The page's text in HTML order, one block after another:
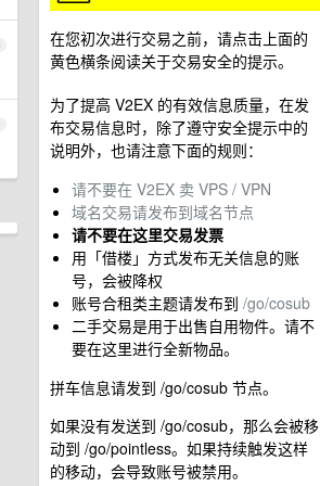
在您初次进行交易之前，请点击上面的
黄色横条阅读关于交易安全的提示。
为了提高 V2EX 的有效信息质量，在发
布交易信息时，除了遵守安全提示中的
说明外，也请注意下面的规则：
请不要在 V2EX 卖 VPS / VPN
域名交易请发布到域名节点
请不要在这里交易发票
用「借楼」方式发布无关信息的账
号，会被降权
账号合租类主题请发布到 /go/cosub
二手交易是用于出售自用物件。请不
要在这里进行全新物品。
拼车信息请发到 /go/cosub 节点。
如果没有发送到 /go/cosub，那么会被移
动到 /go/pointless。如果持续触发这样
的移动，会导致账号被禁用。